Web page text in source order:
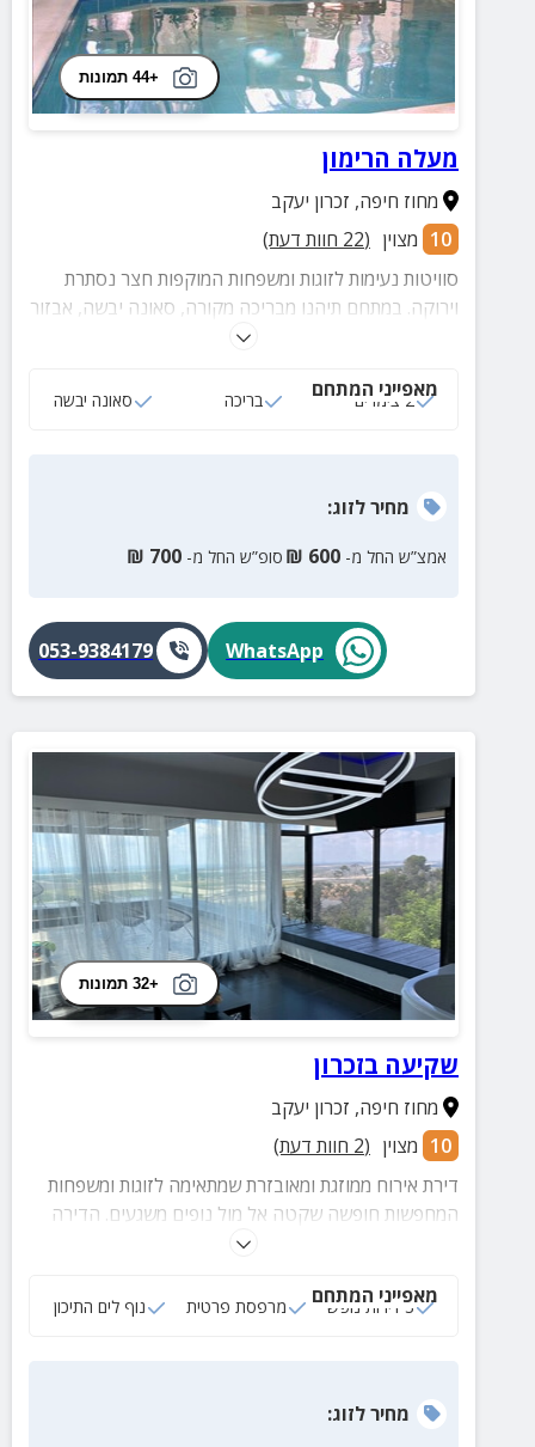
+44 תמונות
מעלה הרימון
מחוז חיפה, זכרון יעקב
10 מצוין (
22 חוות דעת)
סוויטות נעימות לזוגות ומשפחות המוקפות חצר נסתרת
וירוקה. במתחם תיהנו מבריכה מקורה, סאונה יבשה, אבזור
מלא בכל סוויטה ואווירה כפרית בלב המושבה זכרון יעקב.
מאפייני המתחם
2 צימרים בריכה סאונה יבשה
מחירלזוג:
אמצ”ש החל מ- 600
₪ סופ”ש החל מ- 700
₪
WhatsApp
053-9384179
+32 תמונות
שקיעה בזכרון
מחוז חיפה, זכרון יעקב
10 מצוין (
2 חוות דעת)
דירת אירוח ממוזגת ומאובזרת שמתאימה לזוגות ומשפחות
המחפשות חופשה שקטה אל מול נופים משגעים. הדירה
נמצאת במרחק נסיעה קצר ממדרחוב המייסדים
מאפייני המתחם
3 דירות נופש מרפסת פרטית נוף לים התיכון
מחירלזוג: